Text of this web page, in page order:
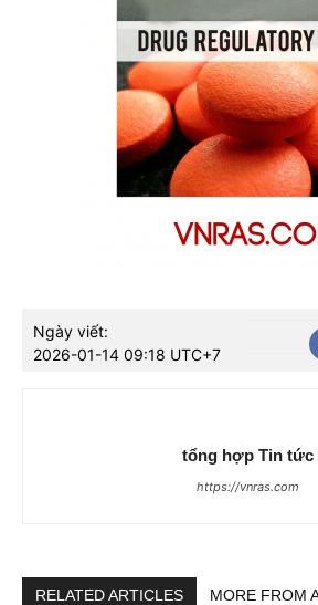
Ngày viết:
2026-01-14 09:18 UTC+7
tổng hợp Tin tức
https://vnras.com
RELATED ARTICLES MORE FROM